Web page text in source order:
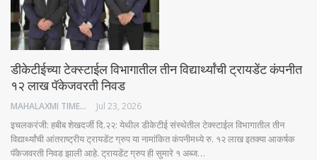
डीकेटीईच्या टेक्स्टाईल विभागातील तीन विद्यार्थ्यांची ट्रायडेंट कंपनीत
१२ लाख पॅकेजवरती निवड
MAHALAXMI TIMES Jul 23, 2026
इचलकरंजी: हबीब शेखदर्जी दि.२२: येथील डीकेटीई संस्थेतील टेक्स्टाईल विभागातील तीन
विद्यार्थ्यांची आंतराष्ट्रीय ट्रायडेंट ग्रुप या नामांकित कंपनीमध्ये रु. १२ लाख इतक्या आकर्षक
पॅकेजवरती निवड झाली आहे. ट्रायडेंट ग्रुप ही सुमारे १ अब्ज…